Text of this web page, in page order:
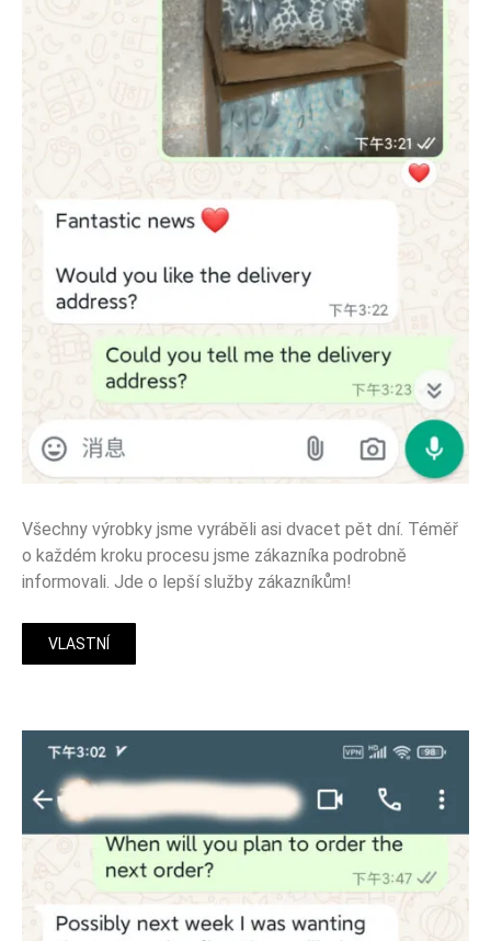
Všechny výrobky jsme vyráběli asi dvacet pět dní. Téměř
o každém kroku procesu jsme zákazníka podrobně
informovali. Jde o lepší služby zákazníkům!
VLASTNÍ